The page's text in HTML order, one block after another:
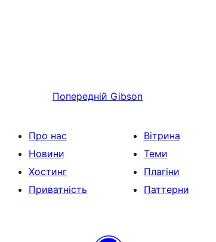
Попередній Gibson
Про нас
Новини
Хостинг
Приватність
Вітрина
Теми
Плагіни
Паттерни